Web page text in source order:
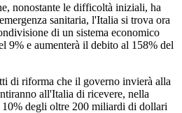
nonostante le difficoltà iniziali, ha
sanitaria, l'Italia si trova ora
di un sistema economico
9% e aumenterà il debito al 158% del
di riforma che il governo invierà alla
all'Italia di ricevere, nella
degli oltre 200 miliardi di dollari